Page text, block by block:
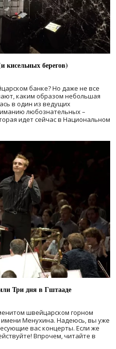
кисельных берегов)
банке? Но даже не все
каким образом небольшая
в один из ведущих
любознательных –
идет сейчас в Национальном
Три дня в Гштааде
швейцарском горном
имени Менухина. Надеюсь, вы уже
вас концерты. Если же
Впрочем, читайте в